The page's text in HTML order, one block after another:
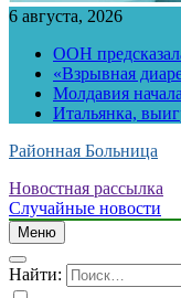
6 августа, 2026
ООН
«Взрывная
Молдавия
Итальянка,
Районная Больница
Новостная рассылка
Случайные новости
Меню
Найти: